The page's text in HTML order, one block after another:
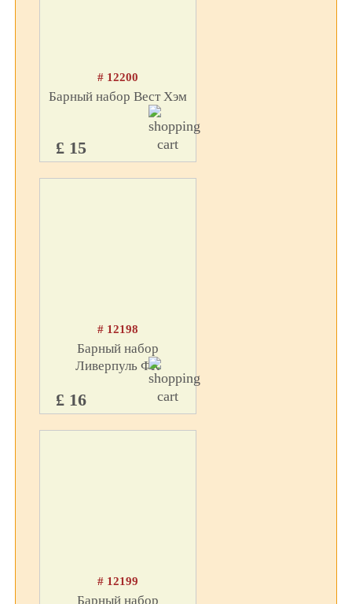
# 12200
Барный набор Вест Хэм
£ 15
# 12198
Барный набор
Ливерпуль ФК
£ 16
# 12199
Барный набор